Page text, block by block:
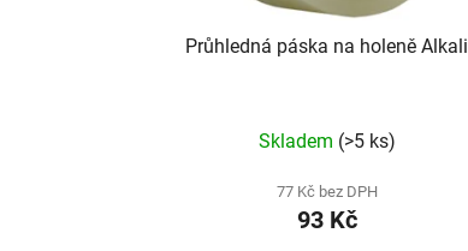
Průhledná páska na holeně Alkali
Skladem (>5 ks)
77 Kč bez DPH
93 Kč